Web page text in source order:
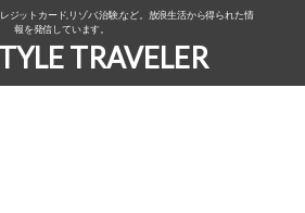
ジットカード,リゾバ,治験,など。放浪生活から得られた情
報を発信しています。
TRAVELER